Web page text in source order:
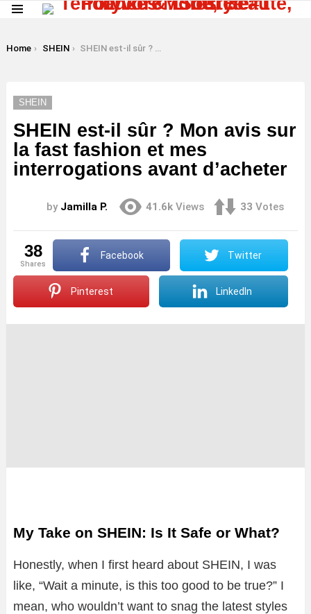
You are here:
Home SHEIN SHEIN est-il sûr ? Mon avis sur la fast fashion et mes interrogations avant d’acheter
SHEIN
SHEIN est-il sûr ? Mon avis sur
la fast fashion et mes
interrogations avant d’acheter
by Jamilla P. 41.6k Views 33 Votes
38
shares
Facebook Twitter
Pinterest LinkedIn
My Take on SHEIN: Is It Safe or What?
Honestly, when I first heard about SHEIN, I was
like, “Wait a minute, is this too good to be true?” I
mean, who wouldn’t want to snag the latest styles